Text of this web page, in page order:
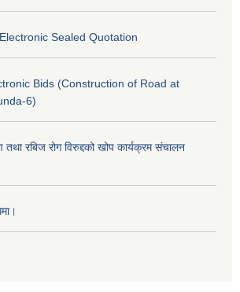
Sealed Quotation
Bids (Construction of Road at
6)
रबिज रोग विरुद्दको खोप कार्यक्रम संचालन